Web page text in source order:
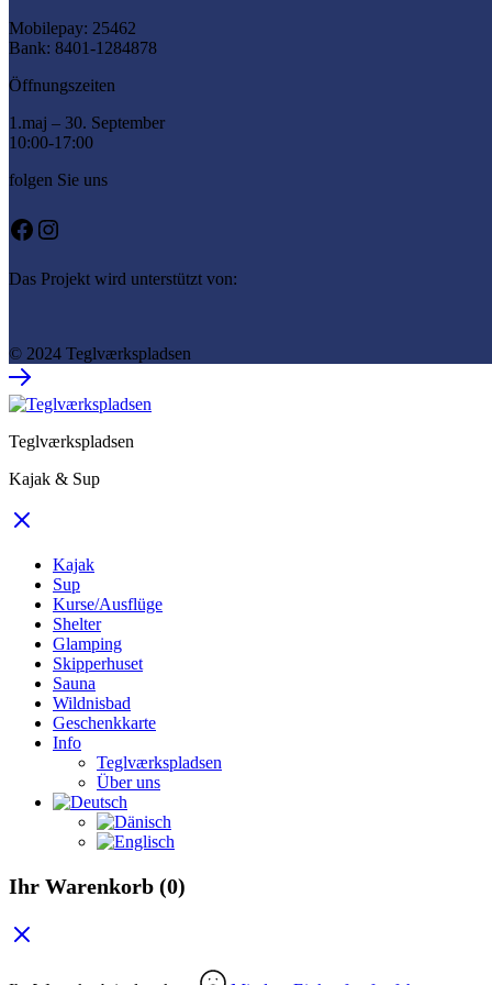
Mobilepay: 25462
Bank: 8401-1284878
Öffnungszeiten
1.maj – 30. September
10:00-17:00
folgen Sie uns
Facebook
Instagram
Das Projekt wird unterstützt von:
© 2024 Teglværkspladsen
Teglværkspladsen
Kajak & Sup
Kajak
Sup
Kurse/Ausflüge
Shelter
Glamping
Skipperhuset
Sauna
Wildnisbad
Geschenkkarte
Info
Teglværkspladsen
Über uns
Ihr Warenkorb (0)